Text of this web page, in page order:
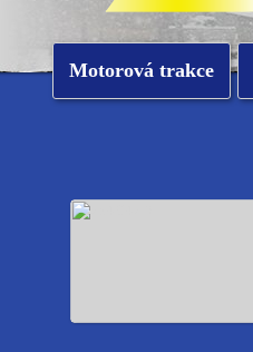
Motorová trakce